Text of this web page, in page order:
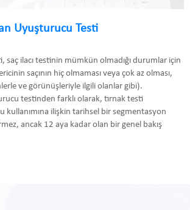
Uyuşturucu Testi
saç ilacı testinin mümkün olmadığı durumlar için
saçının hiç olmaması veya çok az olması,
ve görünüşleriyle ilgili olanlar gibi).
testinden farklı olarak, tırnak testi
kullanımına ilişkin tarihsel bir segmentasyon
ancak 12 aya kadar olan bir genel bakış